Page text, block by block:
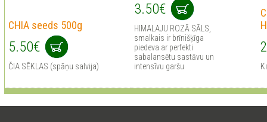
CHIA seeds 500g
5.50€
ČIA SĒKLAS (spāņu salvija)
3.50€
HIMALAJU ROZĀ SĀLS,
smalkais ir brīnišķīga
piedeva ar perfekti
sabalansētu sastāvu un
intensīvu garšu